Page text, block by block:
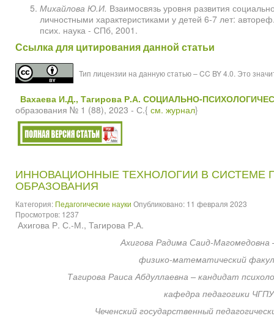
Михайлова Ю.И. Взаимосвязь уровня развития
личностными характеристиками у детей 6-7 лет:
псих. наука - СПб, 2001.
Ссылка для цитирования данной статьи
Тип лицензии на данную статью – CC BY 4.0. Это
Вахаева И.Д., Тагирова Р.А. СОЦИАЛЬНО-
образования № 1 (88), 2023 - С.{ см. журнал}
ИННОВАЦИОННЫЕ ТЕХНОЛОГИИ В СИСТЕМЕ
ОБРАЗОВАНИЯ
Категория: Педагогические науки Опубликовано: 11 февраля 2023
Просмотров: 1237
Ахигова Р. С.-М., Тагирова Р.А.
Ахигова Радима Саид-Магомедовна
физико-математический
Тагирова Раиса Абдуллаевна – кандидат
кафедра педагогики
Чеченский государственный